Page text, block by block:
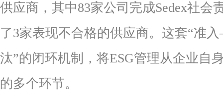
供应商，其中83家公司完成Sedex社会
了3家表现不合格的供应商。这套“
汰”的闭环机制，将ESG管理从企业自
的多个环节。